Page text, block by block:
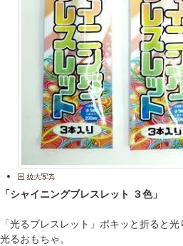
「シャイニングブレスレット ３色」
「光るブレスレット」ポキッと折ると
光るおもちゃ。